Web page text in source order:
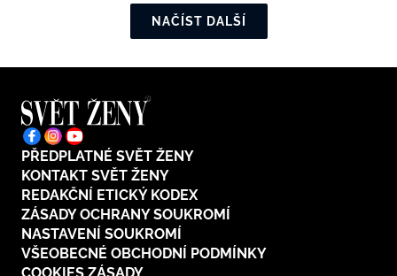
NAČÍST DALŠÍ
PŘEDPLATNÉ SVĚT ŽENY
KONTAKT SVĚT ŽENY
REDAKČNÍ ETICKÝ KODEX
ZÁSADY OCHRANY SOUKROMÍ
NASTAVENÍ SOUKROMÍ
VŠEOBECNÉ OBCHODNÍ PODMÍNKY
COOKIES ZÁSADY